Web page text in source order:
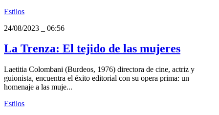
Estilos
24/08/2023
06:56
La Trenza: El tejido de las mujeres
Laetitia Colombani (Burdeos, 1976) directora de cine, actriz y
guionista, encuentra el éxito editorial con su opera prima: un
homenaje a las muje...
Estilos